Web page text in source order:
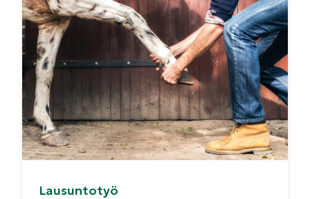
Lausuntotyö